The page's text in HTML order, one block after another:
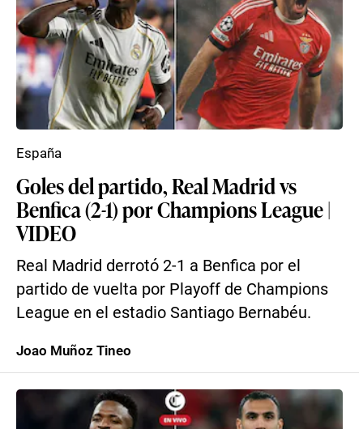
Goles del partido, Real Madrid vs
Benfica (2-1) por Champions League |
VIDEO
Real Madrid derrotó 2-1 a Benfica por el
partido de vuelta por Playoff de Champions
League en el estadio Santiago Bernabéu.
España
Joao Muñoz Tineo